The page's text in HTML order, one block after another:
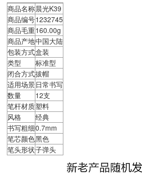
商品名称晨光K39
商品编号1232745
商品毛重160.00g
商品产地中国大陆
包装方式盒装
类型
标准型
闭合方式拔帽
适用场景日常书写
数量
12支
笔杆材质塑料
风格
经典
书写粗细0.7mm
笔芯颜色黑色
笔头形状子弹头